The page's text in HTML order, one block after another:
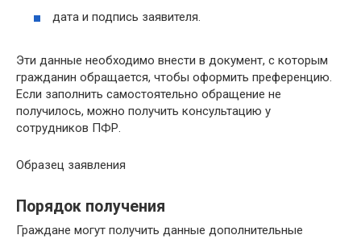
дата и подпись заявителя.
Эти данные необходимо внести в документ, с которым
гражданин обращается, чтобы оформить преференцию.
Если заполнить самостоятельно обращение не
получилось, можно получить консультацию у
сотрудников ПФР.
Образец заявления
Порядок получения
Граждане могут получить данные дополнительные